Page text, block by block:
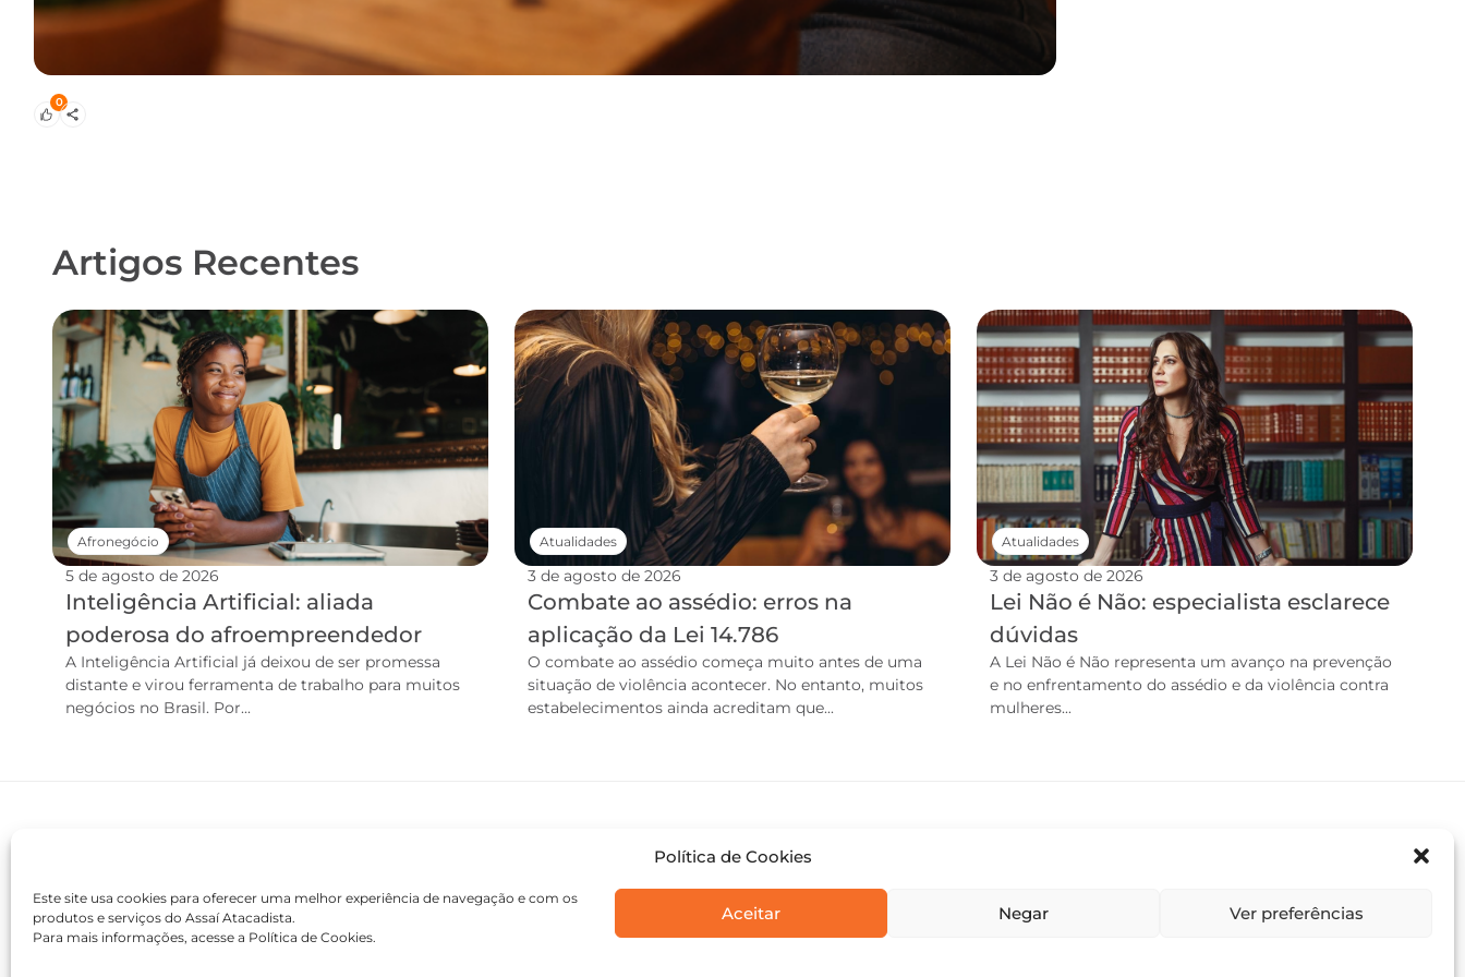
Política de Cookies
Este site usa cookies para oferecer uma melhor experiência de navegação e com os
produtos e serviços do Assaí Atacadista.
Para mais informações, acesse a Política de Cookies.
Aceitar Negar Ver preferências
0
Artigos Recentes
5 de agosto de 2026
Inteligência Artificial: aliada
poderosa do afroempreendedor
A Inteligência Artificial já deixou de ser promessa
distante e virou ferramenta de trabalho para muitos
negócios no Brasil. Por...
Afronegócio
3 de agosto de 2026
Combate ao assédio: erros na
aplicação da Lei 14.786
O combate ao assédio começa muito antes de uma
situação de violência acontecer. No entanto, muitos
estabelecimentos ainda acreditam que...
Atualidades
3 de agosto de 2026
Lei Não é Não: especialista esclarece
dúvidas
A Lei Não é Não representa um avanço na prevenção
e no enfrentamento do assédio e da violência contra
mulheres...
Atualidades
contato@academiaassai.com.br